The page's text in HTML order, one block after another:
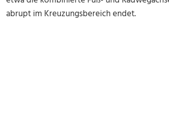
abrupt im Kreuzungsbereich endet.